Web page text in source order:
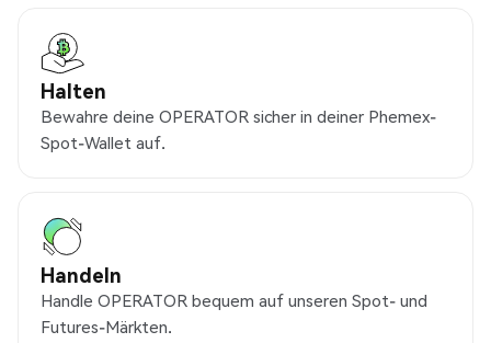
Halten
Bewahre deine OPERATOR sicher in deiner Phemex-
Spot-Wallet auf.
Handeln
Handle OPERATOR bequem auf unseren Spot- und
Futures-Märkten.